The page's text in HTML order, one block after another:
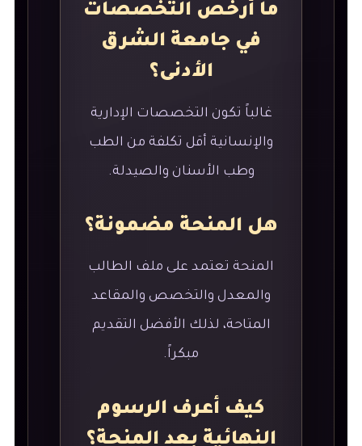
ما أرخص التخصصات
في جامعة الشرق
الأدنى؟
غالباً تكون التخصصات الإدارية
والإنسانية أقل تكلفة من الطب
وطب الأسنان والصيدلة.
هل المنحة مضمونة؟
المنحة تعتمد على ملف الطالب
والمعدل والتخصص والمقاعد
المتاحة، لذلك الأفضل التقديم
مبكراً.
كيف أعرف الرسوم
النهائية بعد المنحة؟